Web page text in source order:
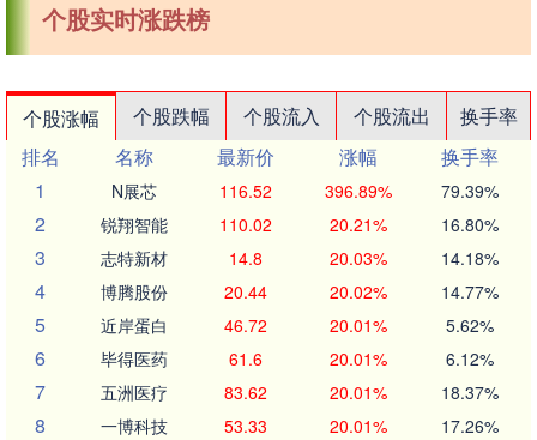
个股实时涨跌榜
个股涨幅 个股跌幅 个股流入 个股流出
换手率
排名
名称 最新价 涨幅
换手率
1
N展芯 116.52 396.89% 79.39%
2 锐翔智能 110.02 20.21% 16.80%
3 志特新材 14.8 20.03% 14.18%
4 博腾股份 20.44 20.02% 14.77%
5 近岸蛋白 46.72 20.01% 5.62%
6 毕得医药 61.6 20.01% 6.12%
7 五洲医疗 83.62 20.01% 18.37%
8 一博科技 53.33 20.01% 17.26%